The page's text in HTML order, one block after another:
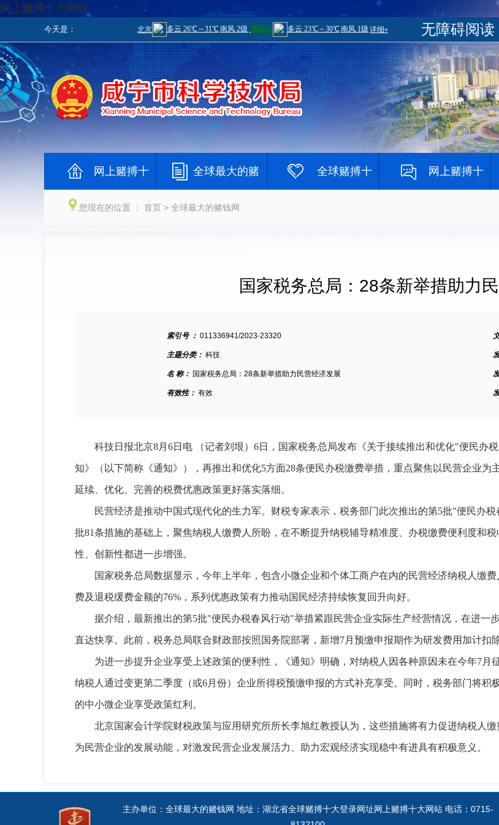
网上赌搏十大网站
今天是： 无障碍阅读
网上赌搏十
大网站
全球最大的赌
钱网
全球赌搏十 网上赌搏十
您现在的位置 ： 首页 > 全球最大的赌钱网
国家税务总局：28条新举措助力
索引号 ： 011336941/2023-23320
主题分类： 科技
名 称： 国家税务总局：28条新举措助力民营经济发展
有效性： 有效
科技日报北京8月6日电 （记者刘垠）6日，国家税务总局发布《关于接续推出和优化"便民办
知》（以下简称《通知》），再推出和优化5方面28条便民办税缴费举措，重点聚焦以民营企业为
延续、优化、完善的税费优惠政策更好落实落细。
民营经济是推动中国式现代化的生力军。财税专家表示，税务部门此次推出的第5批"便民办
批81条措施的基础上，聚焦纳税人缴费人所盼，在不断提升纳税辅导精准度、办税缴费便利度和
性、创新性都进一步增强。
国家税务总局数据显示，今年上半年，包含小微企业和个体工商户在内的民营经济纳税人缴
费及退税缓费金额的76%，系列优惠政策有力推动国民经济持续恢复回升向好。
据介绍，最新推出的第5批"便民办税春风行动"举措紧跟民营企业实际生产经营情况，在进一
直达快享。此前，税务总局联合财政部按照国务院部署，新增7月预缴申报期作为研发费用加计扣
为进一步提升企业享受上述政策的便利性，《通知》明确，对纳税人因各种原因未在今年7月
纳税人通过变更第二季度（或6月份）企业所得税预缴申报的方式补充享受。同时，税务部门将
的中小微企业享受政策红利。
北京国家会计学院财税政策与应用研究所所长李旭红教授认为，这些措施将有力促进纳税人
为民营企业的发展动能，对激发民营企业发展活力、助力宏观经济实现稳中有进具有积极意义。
主办单位：全球最大的赌钱网 地址：湖北省全球赌搏十大登录网址网上赌搏十大网站 电话：0715-